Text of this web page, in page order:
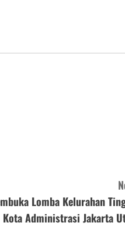
Lomba Kelurahan
Kota Administrasi Jakarta